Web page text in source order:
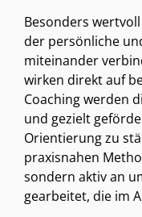
Besonders
der persönliche
miteinander
wirken direkt auf
Coaching werden
und gezielt
Orientierung zu
praxisnahen
sondern aktiv an
gearbeitet, die im